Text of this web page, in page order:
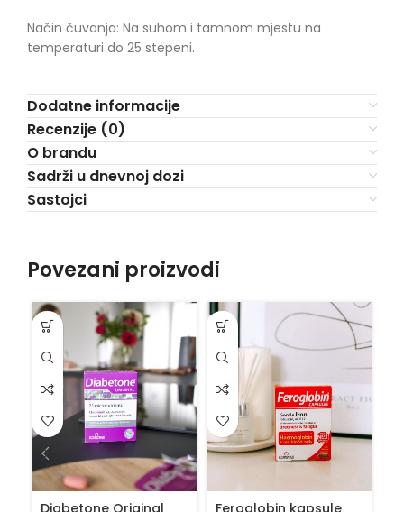
Način čuvanja: Na suhom i tamnom mjestu na
temperaturi do 25 stepeni.
Dodatne informacije
Recenzije (0)
O brandu
Sadrži u dnevnoj dozi
Sastojci
Povezani proizvodi
Diabetone Original